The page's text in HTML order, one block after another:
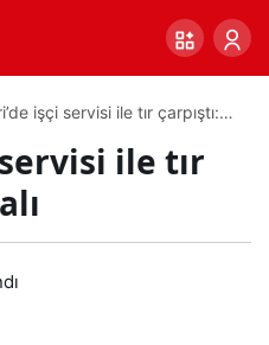
işçi servisi ile tır çarpıştı:
ile tır